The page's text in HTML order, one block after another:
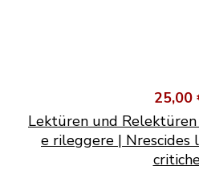
25,00
Lektüren und
e rileggere |